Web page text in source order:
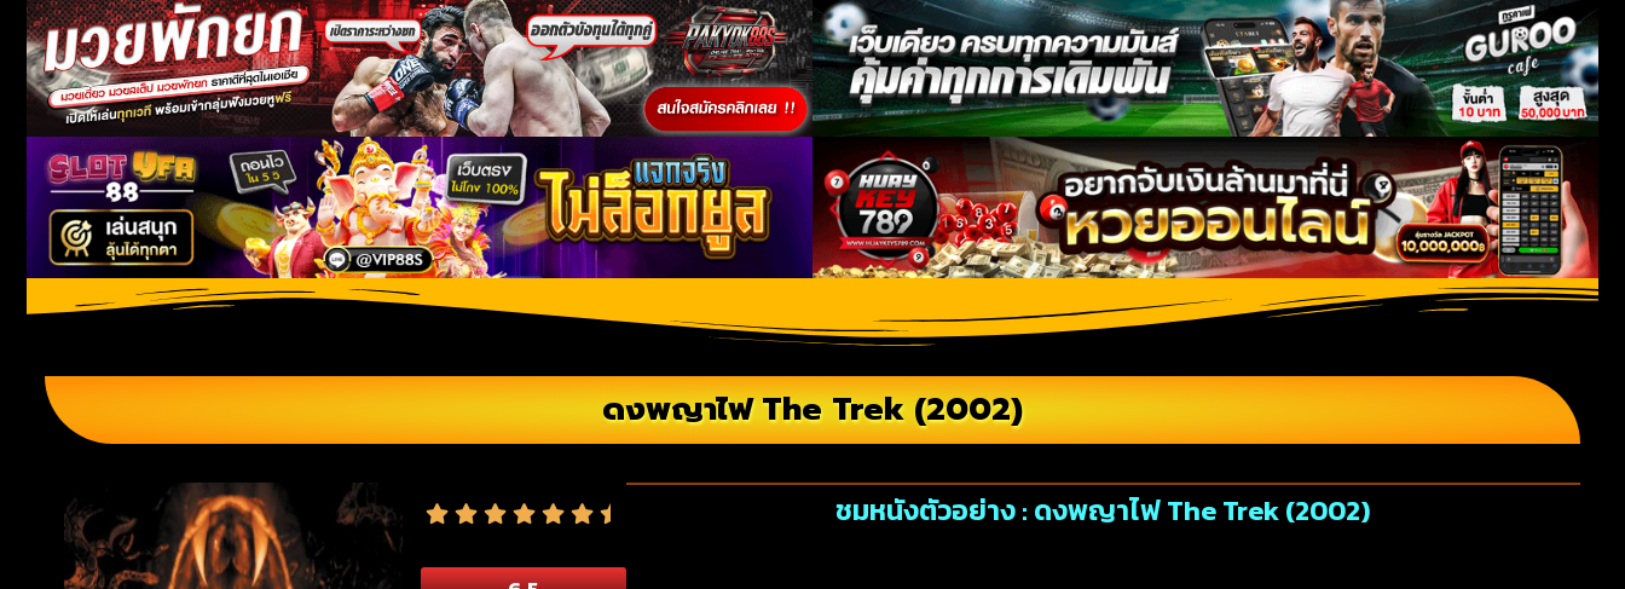
ดงพญาไฟ The Trek (2002)
ชมหนังตัวอย่าง : ดงพญาไฟ The Trek (2002)